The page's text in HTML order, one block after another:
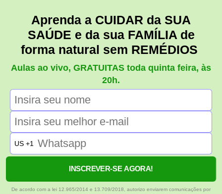
Aprenda a CUIDAR da SUA
SAÚDE e da sua FAMÍLIA de
forma natural sem REMÉDIOS
Aulas ao vivo, GRATUITAS toda quinta feira, às
20h.
US +1
INSCREVER-SE AGORA!
De acordo com a lei 12.965/2014 e 13.709/2018, autorizo enviarem comunicações por